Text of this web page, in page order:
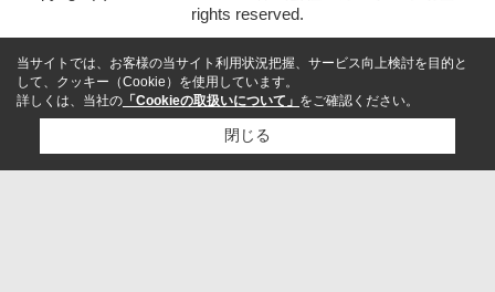
rights reserved.
当サイトでは、お客様の当サイト利用状況把握、サービス向上検討を目的と
して、クッキー（Cookie）を使用しています。
詳しくは、当社の 「Cookieの取扱いについて」 をご確認ください。
閉じる